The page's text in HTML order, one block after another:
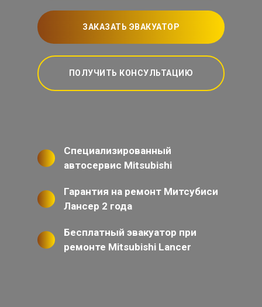
ЗАКАЗАТЬ ЭВАКУАТОР
ПОЛУЧИТЬ КОНСУЛЬТАЦИЮ
Специализированный
автосервис Mitsubishi
Гарантия на ремонт Митсубиси
Лансер 2 года
Бесплатный эвакуатор при
ремонте Mitsubishi Lancer